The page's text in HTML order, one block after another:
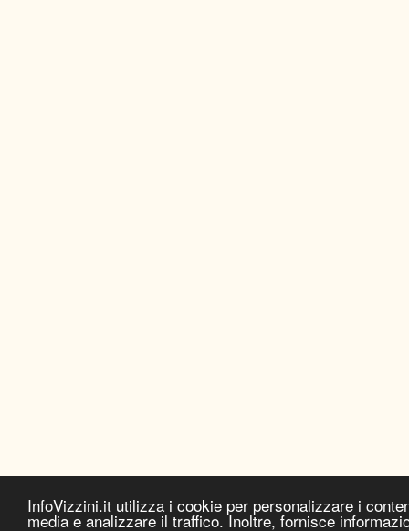
InfoVizzini.it utilizza i cookie per personalizzare i
media e analizzare il traffico. Inoltre, fornisce